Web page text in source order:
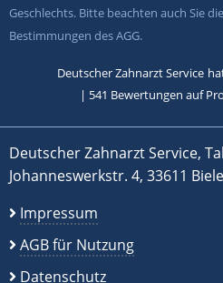
Geschlechts. Bitte beachten auch Sie
Bestimmungen des AGG.
Deutscher Zahnarzt Service
| 541 Bewertungen auf
Deutscher Zahnarzt Service,
Johanneswerkstr. 4, 33611
Impressum
AGB für Nutzung
Datenschutz